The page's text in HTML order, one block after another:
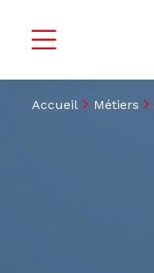
Accueil Métiers